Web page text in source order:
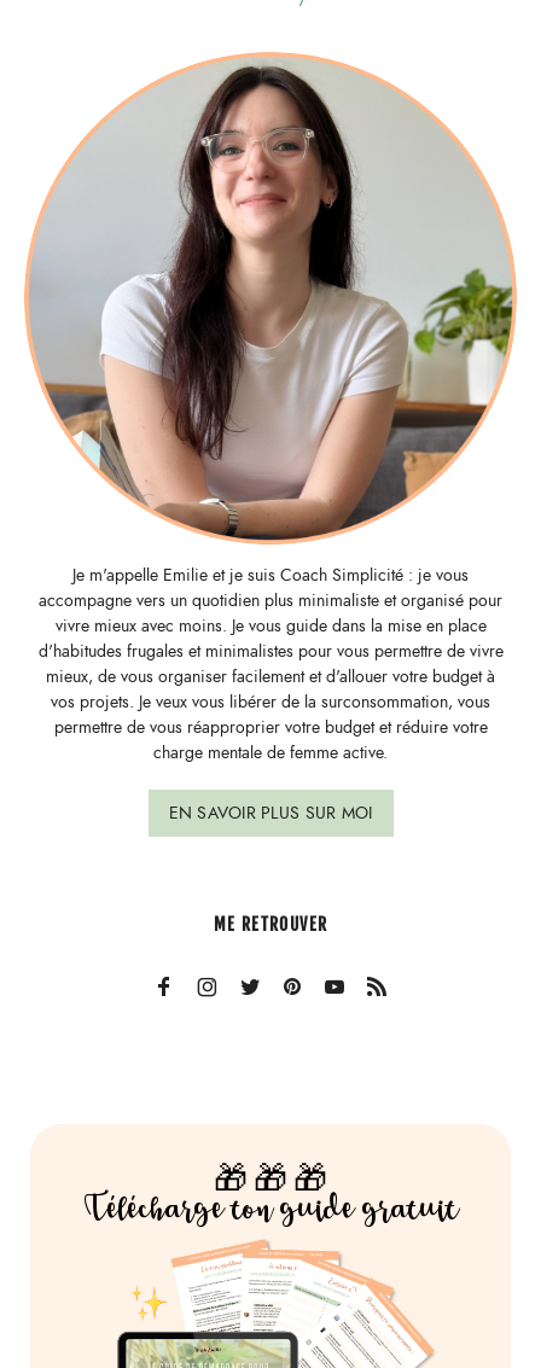
Je m'appelle Emilie et je suis Coach Simplicité : je vous
accompagne vers un quotidien plus minimaliste et organisé pour
vivre mieux avec moins. Je vous guide dans la mise en place
d'habitudes frugales et minimalistes pour vous permettre de vivre
mieux, de vous organiser facilement et d'allouer votre budget à
vos projets. Je veux vous libérer de la surconsommation, vous
permettre de vous réapproprier votre budget et réduire votre
charge mentale de femme active.
EN SAVOIR PLUS SUR MOI
ME RETROUVER